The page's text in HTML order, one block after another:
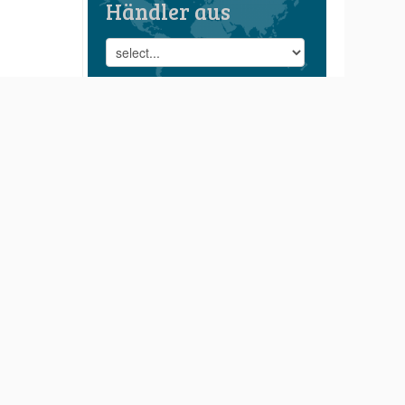
Händler aus